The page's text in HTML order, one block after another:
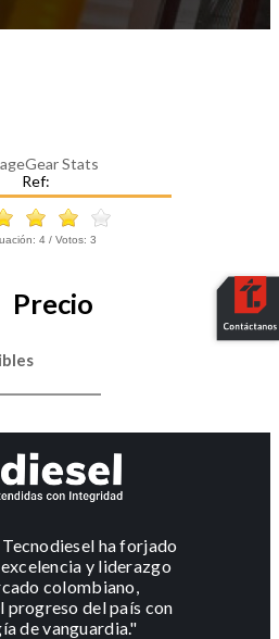
Ref:
4 / Votos: 3
Precio
ha forjado
y liderazgo
colombiano,
progreso del país con
de vanguardia."